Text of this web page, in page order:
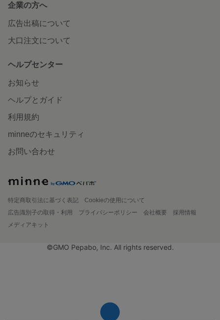
企業の方へ
広告出稿について
大口注文について
ヘルプセンター
お知らせ
ヘルプとガイド
利用規約
minneのセキュリティ
お問い合わせ
特定商取引法に基づく表記
Cookieの使用について
広告識別子の取得・利用
プライバシーポリシー 会社概要
採用情報
メディアキット
©GMO Pepabo, Inc. All rights reserved.